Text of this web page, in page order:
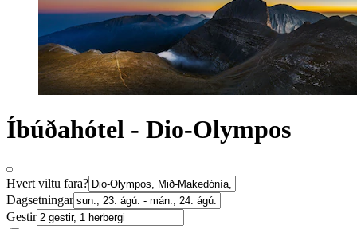
Íbúðahótel - Dio-Olympos
Hvert viltu fara?
Dagsetningar
Gestir